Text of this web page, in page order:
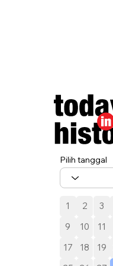
Pilih tanggal
1 2 3
9
10 11
17
18 19